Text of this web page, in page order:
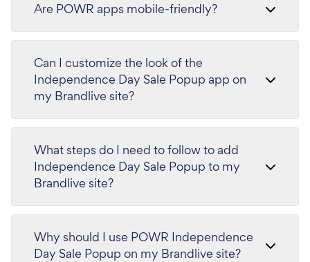
Are POWR apps mobile-friendly?
Can I customize the look of the
Independence Day Sale Popup app on
my Brandlive site?
What steps do I need to follow to add
Independence Day Sale Popup to my
Brandlive site?
Why should I use POWR Independence
Day Sale Popup on my Brandlive site?